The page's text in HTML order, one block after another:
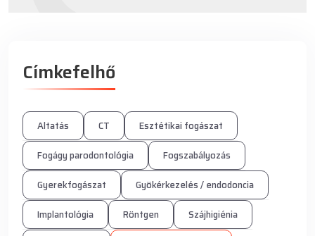
Címkefelhő
Altatás CT
Esztétikai fogászat
Fogágy parodontológia
Fogszabályozás
Gyerekfogászat
Gyökérkezelés / endodoncia
Implantológia
Röntgen
Szájhigiénia